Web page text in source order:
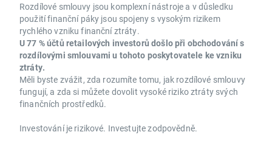
Rozdílové smlouvy jsou komplexní nástroje a v důsledku
použití finanční páky jsou spojeny s vysokým rizikem
rychlého vzniku finanční ztráty.
U 77 % účtů retailových investorů došlo při obchodování s
rozdílovými smlouvami u tohoto poskytovatele ke vzniku
ztráty.
Měli byste zvážit, zda rozumíte tomu, jak rozdílové smlouvy
fungují, a zda si můžete dovolit vysoké riziko ztráty svých
finančních prostředků.
Investování je rizikové. Investujte zodpovědně.